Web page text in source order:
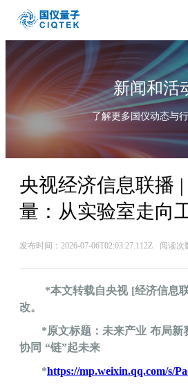
新闻和活
了解更多国仪动态与
央视经济信息联播
量：从实验室走向
发布时间：2026-07-06T02:03:27.112Z 阅读次
*本文转载自央视 [经济信息
改。
*原文标题：未来产业 布局新
协同 “链”起未来
*https://mp.weixin.qq.com/s/